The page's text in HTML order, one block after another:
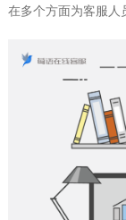
在多个方面为客服人